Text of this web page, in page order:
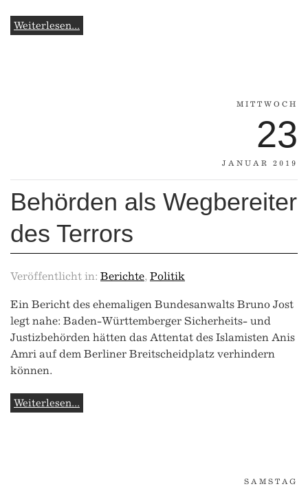
Weiterlesen...
MITTWOCH
23
JANUAR 2019
Behörden als Wegbereiter
des Terrors
Veröffentlicht in: Berichte, Politik
Ein Bericht des ehemaligen Bundesanwalts Bruno Jost
legt nahe: Baden-Württemberger Sicherheits- und
Justizbehörden hätten das Attentat des Islamisten Anis
Amri auf dem Berliner Breitscheidplatz verhindern
können.
Weiterlesen...
SAMSTAG